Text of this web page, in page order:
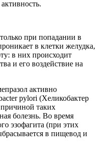
при попадании в
в клетки желудка,
в них происходит
и его воздействие на
активно
pylori (Хеликобактер
таких
болезнь. Во время
эзофагита (при этих
в пищевод и